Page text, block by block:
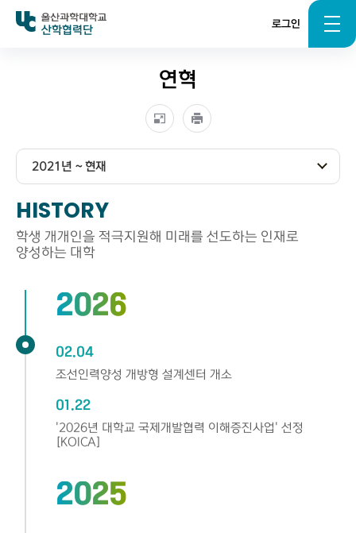
로그인
산학협력단
연혁
2021년 ~ 현재
HISTORY
학생 개개인을 적극지원해 미래를 선도하는 인재로
양성하는 대학
2026
02.04
조선인력양성 개방형 설계센터 개소
01.22
'2026년 대학교 국제개발협력 이해증진사업' 선정
[KOICA]
2025